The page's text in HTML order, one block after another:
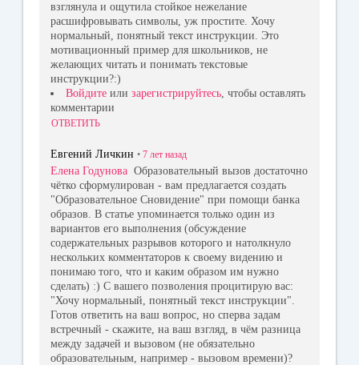
взглянула и ощутила стойкое нежелание
расшифровывать символы, уж простите. Хочу
нормальный, понятный текст инструкции. Это
мотивационный пример для школьников, не
желающих читать и понимать текстовые
инструкции?:)
Войдите или зарегистрируйтесь, чтобы оставлять
комментарии
ОТВЕТИТЬ
Евгений Личкин • 7 лет назад
Елена Годунова Образовательный вызов достаточно
чётко сформулирован - вам предлагается создать
"Образовательное Сновидение" при помощи банка
образов. В статье упоминается только один из
вариантов его выполнения (обсуждение
содержательных разрывов которого и натолкнуло
нескольких комментаторов к своему видению и
понимаю того, что и каким образом им нужно
сделать) :) С вашего позволения процитирую вас:
"Хочу нормальный, понятный текст инструкции".
Готов ответить на ваш вопрос, но сперва задам
встречный - скажите, на ваш взгляд, в чём разница
между задачей и вызовом (не обязательно
образовательным, например - вызовом времени)?